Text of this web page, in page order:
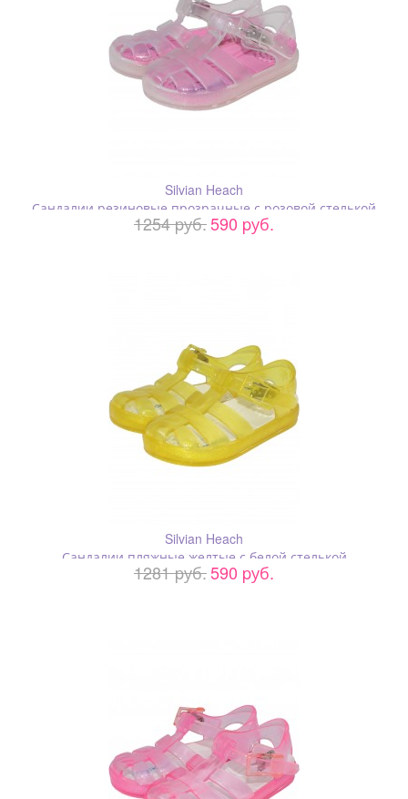
Silvian Heach
Сандалии резиновые прозрачные с розовой стелькой
1254 pуб.590 pуб.
Silvian Heach
Сандалии пляжные желтые с белой стелькой
1281 pуб.590 pуб.